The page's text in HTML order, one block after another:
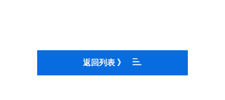
返回列表 》